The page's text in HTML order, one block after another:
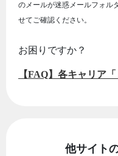
のメールが迷惑メールフォル
せてご確認ください。
お困りですか？
【FAQ】各キャリア
他サイト